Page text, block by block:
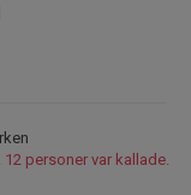
personer var kallade.